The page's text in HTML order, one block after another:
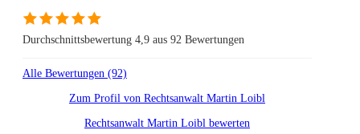
Durchschnittsbewertung 4,9 aus 92 Bewertungen
Alle Bewertungen (92)
Zum Profil von Rechtsanwalt Martin Loibl
Rechtsanwalt Martin Loibl bewerten